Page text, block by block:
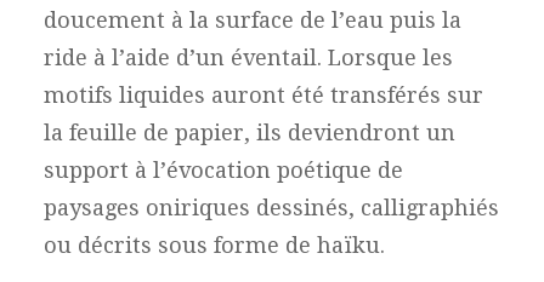
doucement à la surface de l’eau puis la
ride à l’aide d’un éventail. Lorsque les
motifs liquides auront été transférés sur
la feuille de papier, ils deviendront un
support à l’évocation poétique de
paysages oniriques dessinés, calligraphiés
ou décrits sous forme de haïku.